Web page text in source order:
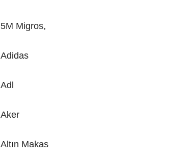
5M Migros,
Adidas
Adl
Aker
Altın Makas